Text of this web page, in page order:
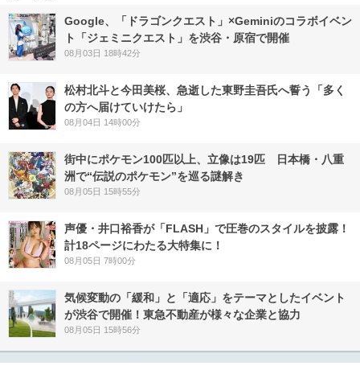
Google、「ドラゴンクエスト」×Geminiのコラボイベン
ト「ジェミニクエスト」を渋谷・原宿で開催
08月03日 18時42分
松村北斗と今田美桜、急逝した東野圭吾氏へ誓う「多く
の方へ届けていけたら」
08月04日 14時00分
街中にポケモン100匹以上、立像は19匹 日本橋・八重
洲で“伝説のポケモン”を巡る謎解き
08月05日 15時55分
声優・井口裕香が「FLASH」で圧巻のスタイルを披露！
計18ページにわたる大特集に！
08月05日 7時00分
気候変動の「緩和」と「適応」をテーマとしたイベント
が渋谷で開催！東急不動産が様々な企業と協力
08月05日 15時56分